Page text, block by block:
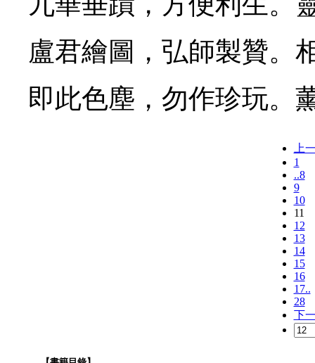
盧君繪圖，弘師製贊。
即此色塵，勿作珍玩。
上
1
..8
9
10
11
12
13
14
15
16
17..
28
下